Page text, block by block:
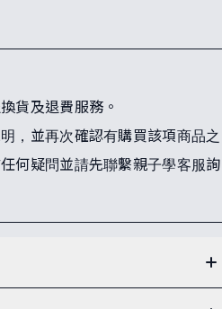
貨及退費服務。
，並再次確認有購買該項商品之
何疑問並請先聯繫親子學客服詢